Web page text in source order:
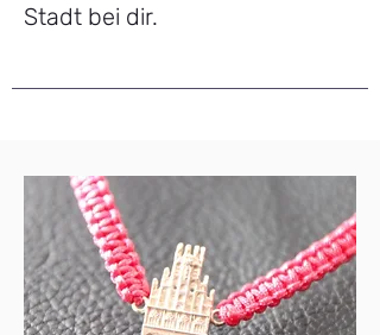
Stadt bei dir.